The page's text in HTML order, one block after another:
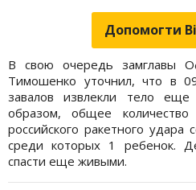
Допомогти
В свою очередь замглавы
Тимошенко уточнил, что в
завалов извлекли тело
образом, общее
российского ракетного удара
среди которых 1 ребенок.
спасти еще живыми.